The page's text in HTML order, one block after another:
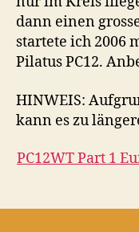
dann einen
startete ich 2006
Pilatus PC12.
HINWEIS:
kann es zu
PC12WT Part 1